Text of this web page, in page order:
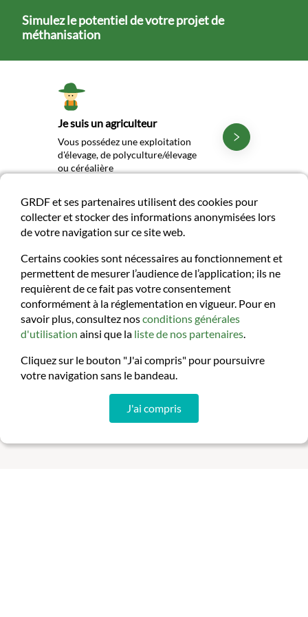
Simulez le potentiel de votre projet de
méthanisation
Je suis un agriculteur
Vous possédez une exploitation
d'élevage, de polyculture/élevage
ou céréalière
Je suis une collectivité
Vous travaillez pour une
commune, un regroupement de
communes, un département ou
Conditions générales d’utilisation
GRDF et ses partenaires utilisent des cookies pour
collecter et stocker des informations anonymisées lors
de votre navigation sur ce site web.
Certains cookies sont nécessaires au fonctionnement et
permettent de mesurer l’audience de l’application; ils ne
requièrent de ce fait pas votre consentement
conformément à la réglementation en vigueur. Pour en
savoir plus, consultez nosconditions générales
d'utilisation ainsi que la liste de nos partenaires.
Cliquez sur le bouton "J'ai compris" pour poursuivre
votre navigation sans le bandeau.
J'ai compris